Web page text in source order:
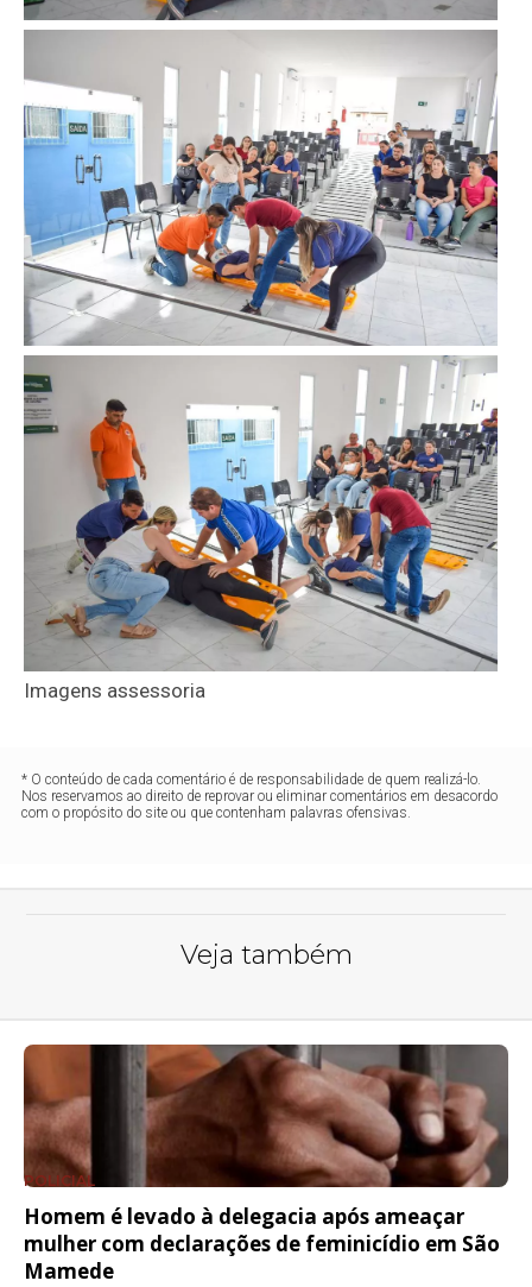
Imagens assessoria
* O conteúdo de cada comentário é de responsabilidade de quem realizá-lo.
Nos reservamos ao direito de reprovar ou eliminar comentários em desacordo
com o propósito do site ou que contenham palavras ofensivas.
Veja também
POLICIAL
Homem é levado à delegacia após ameaçar
mulher com declarações de feminicídio em São
Mamede